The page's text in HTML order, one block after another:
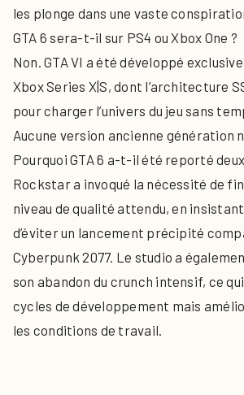
les plonge dans une vaste
GTA 6 sera-t-il sur PS4 ou Xbox One ?
Non. GTA VI a été développé
Xbox Series X|S, dont l’architecture
pour charger l’univers du jeu sans
Aucune version ancienne génération
Pourquoi GTA 6 a-t-il été reporté
Rockstar a invoqué la nécessité de
niveau de qualité attendu, en
d’éviter un lancement précipité
Cyberpunk 2077. Le studio a
son abandon du crunch intensif, ce
cycles de développement mais
les conditions de travail.